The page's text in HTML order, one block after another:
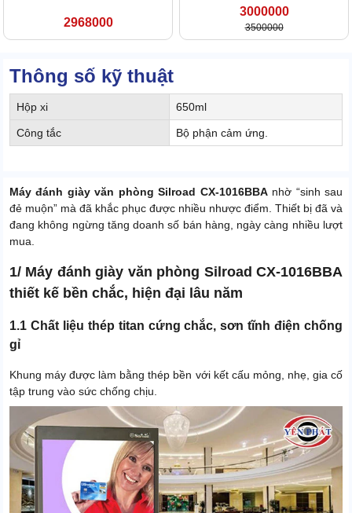
2968000
3000000
3500000
Thông số kỹ thuật
Hộp xi 650ml
Công tắc Bộ phận cảm ứng.
Máy đánh giày văn phòng Silroad CX-1016BBAnhờ “sinh sau
đẻ muộn” mà đã khắc phục được nhiều nhược điểm. Thiết bị đã và
đang không ngừng tăng doanh số bán hàng, ngày càng nhiều lượt
mua.
1/ Máy đánh giày văn phòng Silroad CX-1016BBA
thiết kế bền chắc, hiện đại lâu năm
1.1 Chất liệu thép titan cứng chắc, sơn tĩnh điện chống
gỉ
Khung máy được làm bằng thép bền với kết cấu mỏng, nhẹ, gia cố
tập trung vào sức chống chịu.